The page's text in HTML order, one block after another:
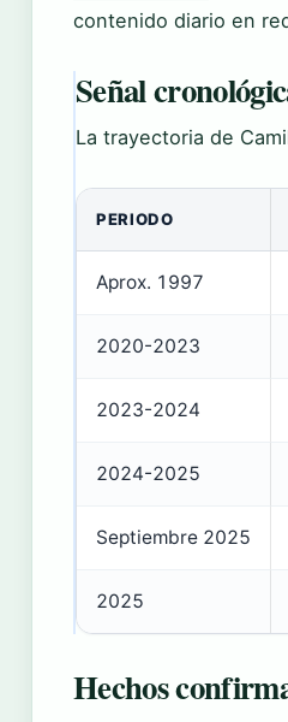
contenido diario en
Señal
La trayectoria de
PERIODO
Aprox. 1997
2020-2023
2023-2024
2024-2025
Septiembre 2025
2025
Hechos